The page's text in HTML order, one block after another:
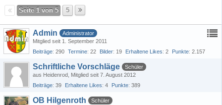
Seite 1 von 5 5
Admin
Administrator
Mitglied seit 1. September 2011
Beiträge 290 Termine 22 Bilder 19 Erhaltene Likes 2 Punkte 2.157
Schriftliche Vorschläge
Schüler
aus Heidenrod Mitglied seit 7. August 2012
Beiträge 39 Erhaltene Likes 4 Punkte 389
OB Hilgenroth
Schüler